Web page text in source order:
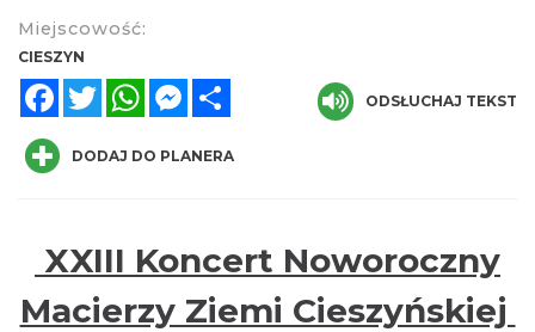
Cieszyn
0.00 km
„Daniec kontra Kryszak”
Cieszyn
Miejscowość:
CIESZYN
FacebookTwitterWhatsAppMessenger
ODSŁUCHAJ TEKST
DODAJ DO PLANERA
XXIII Koncert Noworoczny
Macierzy Ziemi Cieszyńskiej